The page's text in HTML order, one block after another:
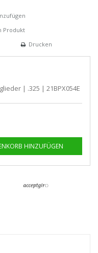
Produkt
Drucken
| .325 | 21BPX054E
HINZUFÜGEN